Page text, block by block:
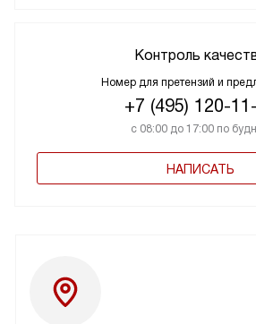
Контроль
Номер для претензий и
+7 (495) 120-
с 08:00 до 17:00 по
НАПИСАТЬ